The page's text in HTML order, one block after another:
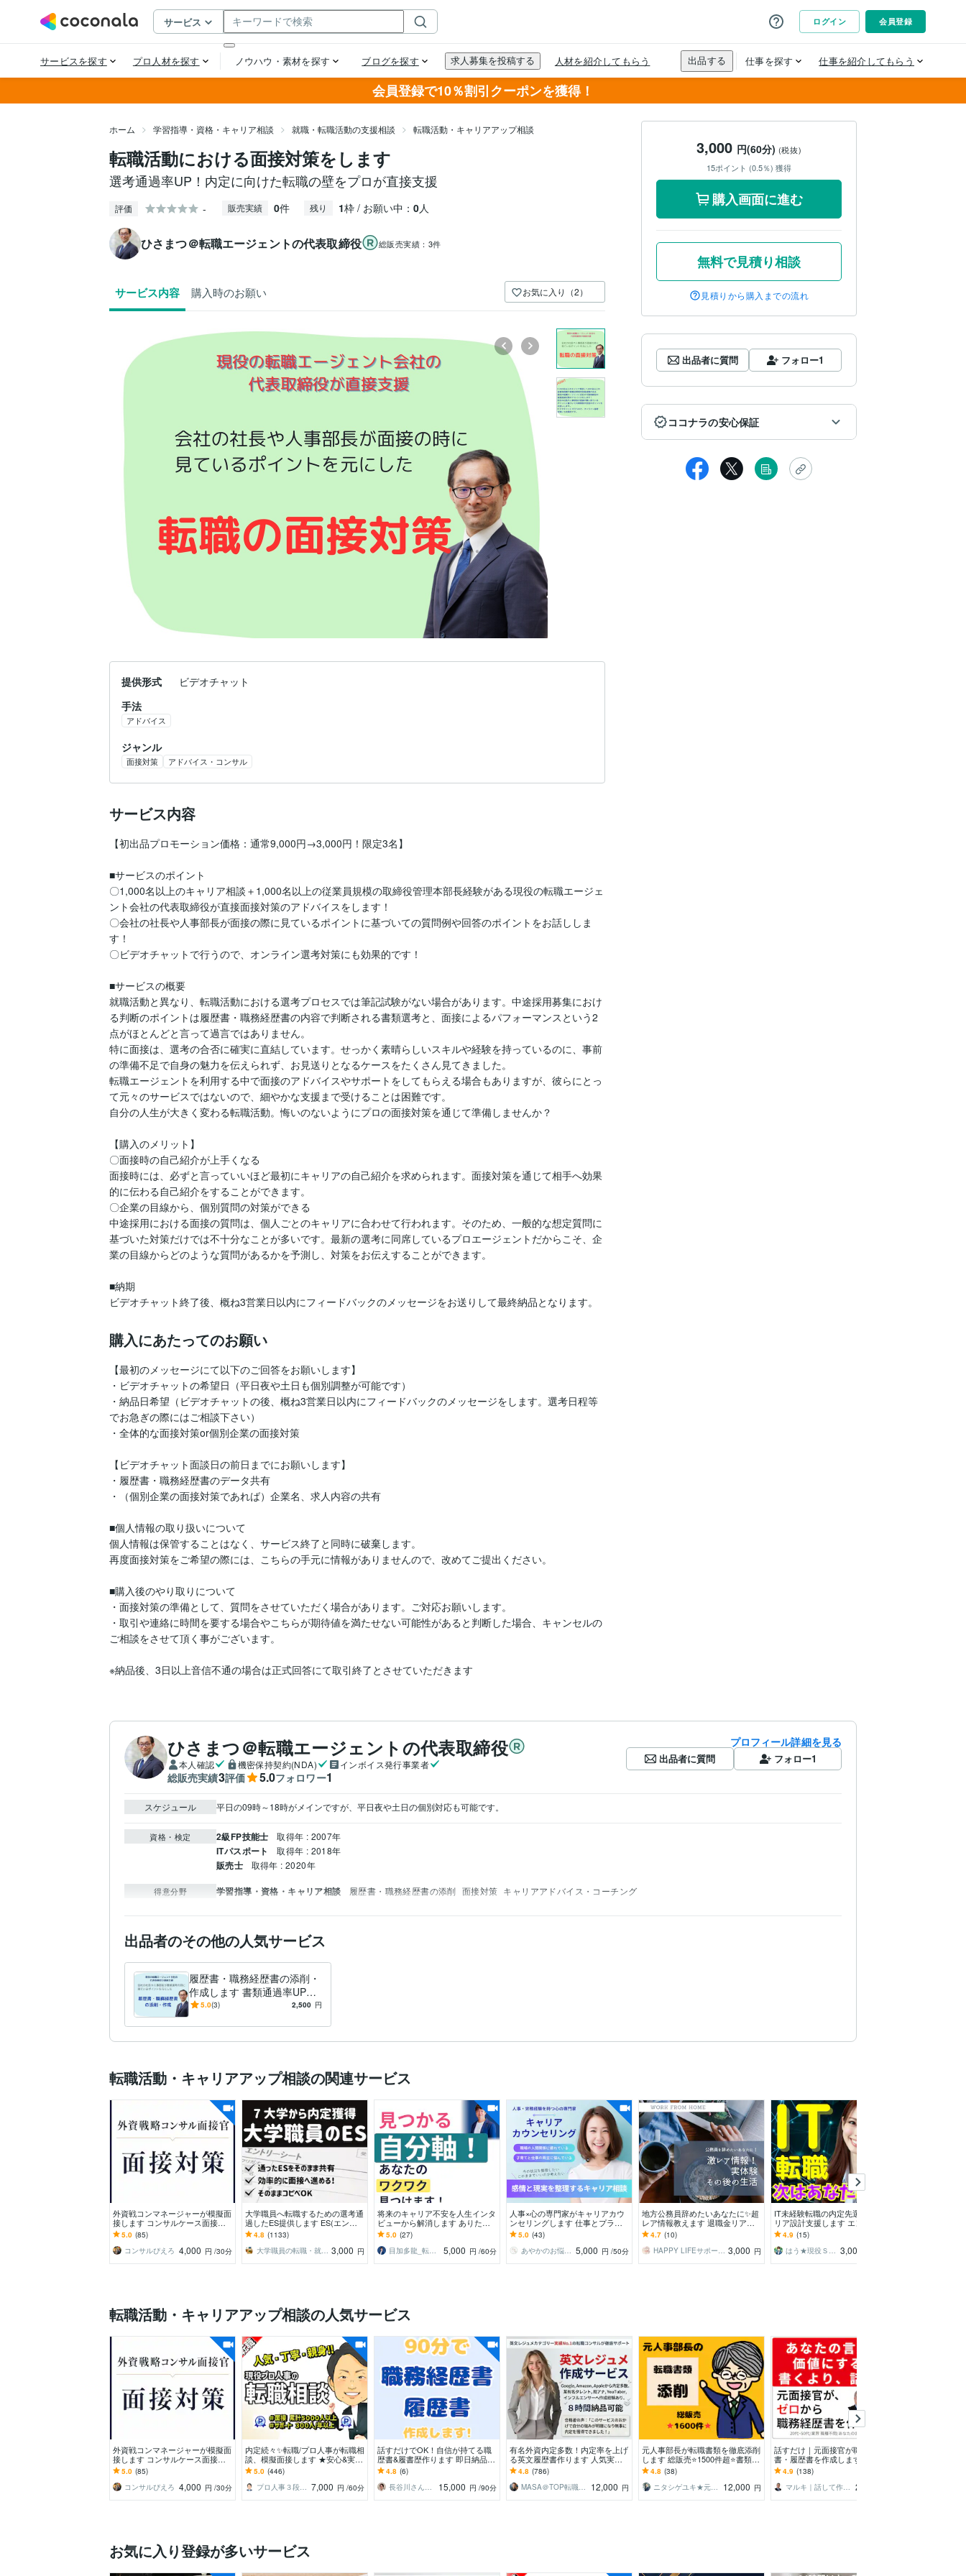
会員登録で10％割引クーポンを獲得！
ホーム 学習指導・資格・キャリア相談 就職・転職活動の支援相談 転職活動・キャリアアップ相談
転職活動における面接対策をします
選考通過率UP！内定に向けた転職の壁をプロが直接支援
評価 - 販売実績 0件 残り 1枠 / お願い中： 0人
ひさまつ＠転職エージェントの代表取締役 総販売実績： 3件
サービス内容 購入時のお願い お気に入り（2）
提供形式
ビデオチャット
手法
アドバイス
ジャンル
面接対策 アドバイス・コンサル
サービス内容
【初出品プロモーション価格：通常9,000円→3,000円！限定3名】
■サービスのポイント
〇1,000名以上のキャリア相談＋1,000名以上の従業員規模の取締役管理本部長経験がある現役の転職エージェ
ント会社の代表取締役が直接面接対策のアドバイスをします！
〇会社の社長や人事部長が面接の際に見ているポイントに基づいての質問例や回答のポイントをお話ししま
す！
〇ビデオチャットで行うので、オンライン選考対策にも効果的です！
■サービスの概要
就職活動と異なり、転職活動における選考プロセスでは筆記試験がない場合があります。中途採用募集におけ
る判断のポイントは履歴書・職務経歴書の内容で判断される書類選考と、面接によるパフォーマンスという2
点がほとんどと言って過言ではありません。
特に面接は、選考の合否に確実に直結しています。せっかく素晴らしいスキルや経験を持っているのに、事前
の準備不足で自身の魅力を伝えられず、お見送りとなるケースをたくさん見てきました。
転職エージェントを利用する中で面接のアドバイスやサポートをしてもらえる場合もありますが、彼らにとっ
て元々のサービスではないので、細やかな支援まで受けることは困難です。
自分の人生が大きく変わる転職活動。悔いのないようにプロの面接対策を通じて準備しませんか？
【購入のメリット】
〇面接時の自己紹介が上手くなる
面接時には、必ずと言っていいほど最初にキャリアの自己紹介を求められます。面接対策を通じて相手へ効果
的に伝わる自己紹介をすることができます。
〇企業の目線から、個別質問の対策ができる
中途採用における面接の質問は、個人ごとのキャリアに合わせて行われます。そのため、一般的な想定質問に
基づいた対策だけでは不十分なことが多いです。最新の選考に同席しているプロエージェントだからこそ、企
業の目線からどのような質問があるかを予測し、対策をお伝えすることができます。
■納期
ビデオチャット終了後、概ね3営業日以内にフィードバックのメッセージをお送りして最終納品となります。
購入にあたってのお願い
【最初のメッセージにて以下のご回答をお願いします】
・ビデオチャットの希望日（平日夜や土日も個別調整が可能です）
・納品日希望（ビデオチャットの後、概ね3営業日以内にフィードバックのメッセージをします。選考日程等
でお急ぎの際にはご相談下さい）
・全体的な面接対策or個別企業の面接対策
【ビデオチャット面談日の前日までにお願いします】
・履歴書・職務経歴書のデータ共有
・（個別企業の面接対策であれば）企業名、求人内容の共有
■個人情報の取り扱いについて
個人情報は保管することはなく、サービス終了と同時に破棄します。
再度面接対策をご希望の際には、こちらの手元に情報がありませんので、改めてご提出ください。
■購入後のやり取りについて
・面接対策の準備として、質問をさせていただく場合があります。ご対応お願いします。
・取引や連絡に時間を要する場合やこちらが期待値を満たせない可能性があると判断した場合、キャンセルの
ご相談をさせて頂く事がございます。
※納品後、3日以上音信不通の場合は正式回答にて取引終了とさせていただきます
3,000 円(60分) (税抜)
15ポイント (0.5％) 獲得
購入画面に進む
無料で見積り相談
見積りから購入までの流れ
出品者に質問 フォロー1
ココナラの安心保証
ひさまつ＠転職エージェントの代表取締役
本人確認 機密保持契約(NDA) インボイス発行事業者
総販売実績3評価 5.0フォロワー1
プロフィール詳細を見る
出品者に質問 フォロー1
スケジュール 平日の09時～18時がメインですが、平日夜や土日の個別対応も可能です。
資格・検定 2級FP技能士 取得年 : 2007年
ITパスポート 取得年 : 2018年
販売士 取得年 : 2020年
得意分野 学習指導・資格・キャリア相談 履歴書・職務経歴書の添削 面接対策 キャリアアドバイス・コーチング
出品者のその他の人気サービス
履歴書・職務経歴書の添削・
作成します 書類通過率UP！
内定に向けた転職の壁をプロ
5.0(3) 2,500 円
転職活動・キャリアアップ相談の関連サービス
外資戦コンマネージャーが模擬面
接します コンサルケース面接対
策@外資戦コンマネージャー＆面
接官
5.0 (85)
コンサルぴえろ 4,000 円 /30分
大学職員へ転職するための選考通
過したES提供します ES(エント
リーシート)通過が大学職員への
転職活動のカギ！
4.8 (1133)
大学職員の転職・就活フクロウES面接対策 3,000 円
将来のキャリア不安を人生インタ
ビューから解消します ありたい
姿を描いて実現に至るまで一気通
貫で伴走します
5.0 (27)
目加多龍_転職／キャリアコンサルタント
5,000 円 /60分
人事×心の専門家がキャリアカウ
ンセリングします 仕事とプライ
ベート・感情を整えて、次の判断
軸を明確にします
5.0 (43)
あやかのお悩み相談室 5,000 円 /50分
地方公務員辞めたいあなたに✨超
レア情報教えます 退職金リアル
金額⭐️今からやるべき万全対策！
実体験情報✨
4.7 (10)
HAPPY LIFEサポーター❤️ぽぽ 3,000 円
IT未経験転職の内定先選びとキャ
リア設計支援します エンジニ
ア、デザイナー未経験者が後悔・
失敗しないよう道案内！
4.9 (15)
はう★現役ＳＥ・電子書籍の表紙デザイナー 3,000
転職活動・キャリアアップ相談の人気サービス
外資戦コンマネージャーが模擬面
接します コンサルケース面接対
策@外資戦コンマネージャー＆面
接官
5.0 (85)
コンサルぴえろ 4,000 円 /30分
内定続々✨転職/プロ人事が転職相
談、模擬面接します ★安心&実績
プラチナ★質問や相談は無制限｜
面接練習もOK！
5.0 (446)
プロ人事３段 さとう 7,000 円 /60分
話すだけでOK！自信が持てる職
歴書&履書歴作ります 即日納品
可！年間300名を成功に導く現役
エージェントが作成！
4.8 (6)
長谷川さん（はせがわさん）
15,000 円 /90分
有名外資内定多数！内定率を上げ
る英文履歴書作ります 人気実績N
o.1、有名人も御用達ワンランク
上の英文レジュメ！
4.8 (786)
MASA＠TOP転職プロフェッショナル
12,000 円
元人事部長が転職書類を徹底添削
します 総販売⭐1500件超⭐書類通
過続々！採用責任者視点の的確添
削
4.8 (38)
ニタシゲユキ★元人事部長の就活・転職支援
12,000 円
話すだけ｜元面接官が職務経歴
書・履歴書を作成します あなた
の経験が「採用される言葉」に変
わる、白紙でもOK
4.9 (138)
マルキ｜話して作る職務経歴書｜ストキャリ 22,000
お気に入り登録が多いサービス